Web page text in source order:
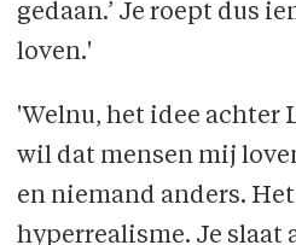
gedaan.’ Je roept dus
loven.'
'Welnu, het idee achter
wil dat mensen mij
en niemand anders.
hyperrealisme. Je slaat